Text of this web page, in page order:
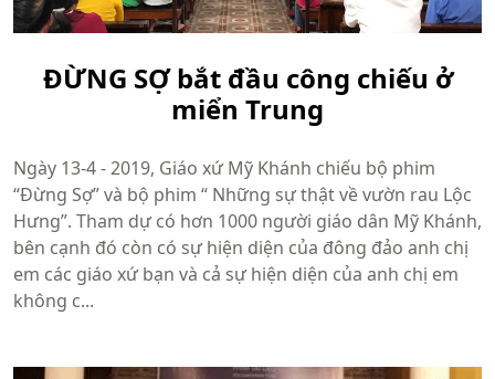
ĐỪNG SỢ bắt đầu công chiếu ở
miển Trung
Ngày 13-4 - 2019, Giáo xứ Mỹ Khánh chiếu bộ phim
“Đừng Sợ” và bộ phim “ Những sự thật về vườn rau Lộc
Hưng”. Tham dự có hơn 1000 người giáo dân Mỹ Khánh,
bên cạnh đó còn có sự hiện diện của đông đảo anh chị
em các giáo xứ bạn và cả sự hiện diện của anh chị em
không c...